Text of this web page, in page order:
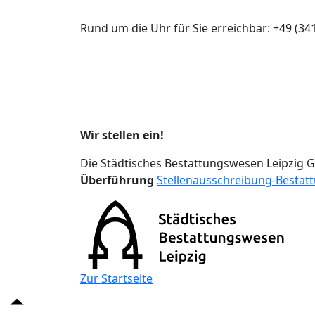
Rund um die Uhr für Sie erreichbar: +49
Wir stellen ein!
Die Städtisches Bestattungswesen
Überführung Stellenausschreibung-
Zur Startseite